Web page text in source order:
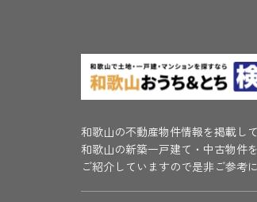
和歌山の不動産物件情報を掲載して
和歌山の新築一戸建て・中古物件
ご紹介していますので是非ご参考